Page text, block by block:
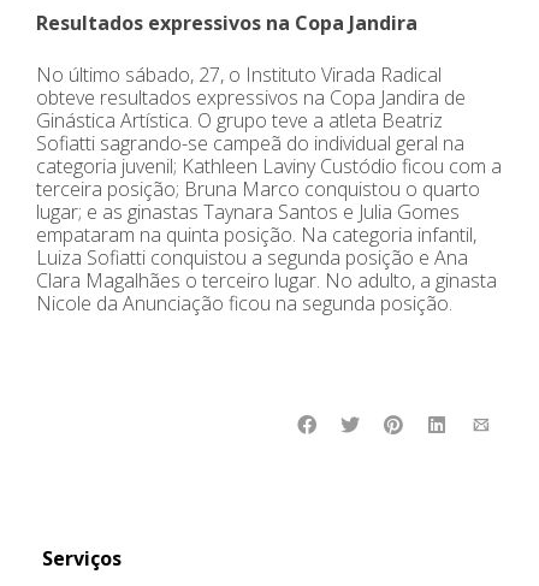
Resultados expressivos na Copa Jandira
No último sábado, 27, o Instituto Virada Radical
obteve resultados expressivos na Copa Jandira de
Ginástica Artística. O grupo teve a atleta Beatriz
Sofiatti sagrando-se campeã do individual geral na
categoria juvenil; Kathleen Laviny Custódio ficou com a
terceira posição; Bruna Marco conquistou o quarto
lugar; e as ginastas Taynara Santos e Julia Gomes
empataram na quinta posição. Na categoria infantil,
Luiza Sofiatti conquistou a segunda posição e Ana
Clara Magalhães o terceiro lugar. No adulto, a ginasta
Nicole da Anunciação ficou na segunda posição.
Serviços